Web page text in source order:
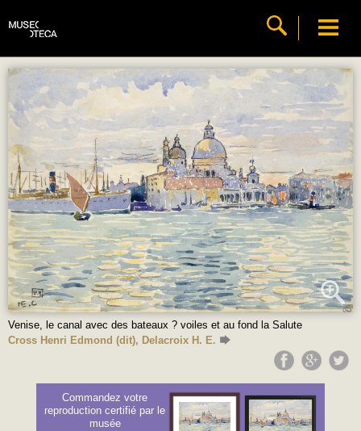
Venise, le canal avec des bateaux ? voiles et au fond la Salute
Cross Henri Edmond (dit), Delacroix H. E.
Commandez votre
reproduction certifié par le
musée